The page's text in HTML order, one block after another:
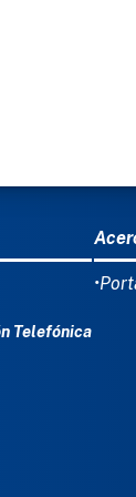
Telefónica